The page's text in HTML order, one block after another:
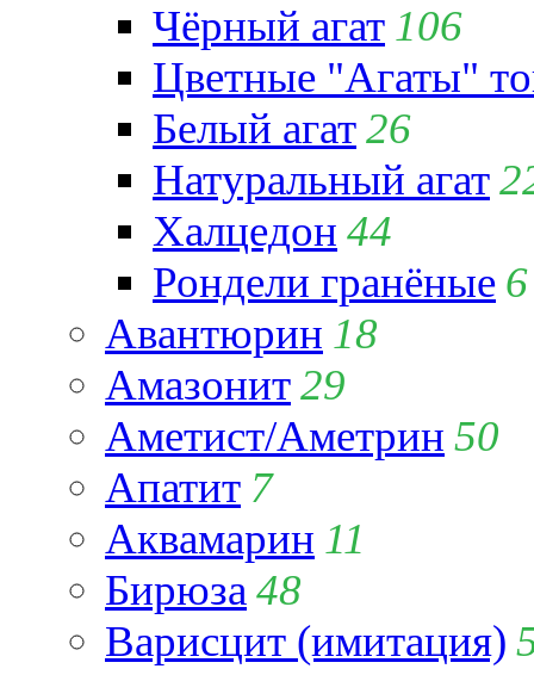
Чёрный агат 106
Цветные "Агаты"
Белый агат26
Натуральный агат
Халцедон 44
Рондели гранёные 6
Авантюрин 18
Амазонит29
Аметист/Аметрин 50
Апатит 7
Аквамарин 11
Бирюза 48
Варисцит (имитация)